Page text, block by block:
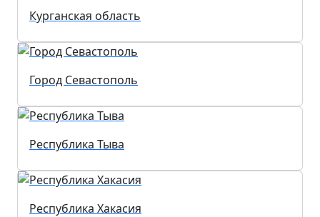
Курганская область
Город Севастополь
Республика Тыва
Республика Хакасия